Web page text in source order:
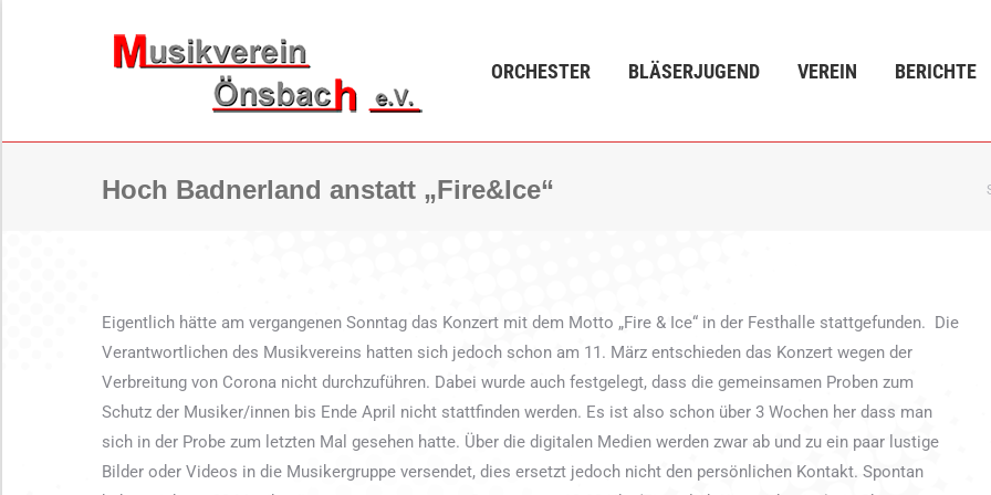
ORCHESTER BLÄSERJUGEND VEREIN BERICHTE
Hoch Badnerland anstatt „Fire&Ice“
Eigentlich hätte am vergangenen Sonntag das Konzert mit dem Motto „Fire & Ice“ in der Festhalle stattgefunden. Die
Verantwortlichen des Musikvereins hatten sich jedoch schon am 11. März entschieden das Konzert wegen der
Verbreitung von Corona nicht durchzuführen. Dabei wurde auch festgelegt, dass die gemeinsamen Proben zum
Schutz der Musiker/innen bis Ende April nicht stattfinden werden. Es ist also schon über 3 Wochen her dass man
sich in der Probe zum letzten Mal gesehen hatte. Über die digitalen Medien werden zwar ab und zu ein paar lustige
Bilder oder Videos in die Musikergruppe versendet, dies ersetzt jedoch nicht den persönlichen Kontakt. Spontan